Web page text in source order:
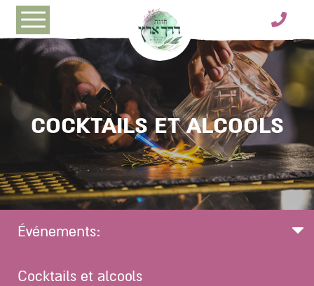
דלג לסרגל הניווט
דלג לתוכן
COCKTAILS ET ALCOOLS
Événements:
Cocktails et alcools